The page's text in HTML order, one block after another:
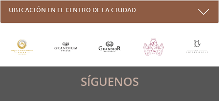
UBICACIÓN EN EL CENTRO DE LA CIUDAD
SÍGUENOS